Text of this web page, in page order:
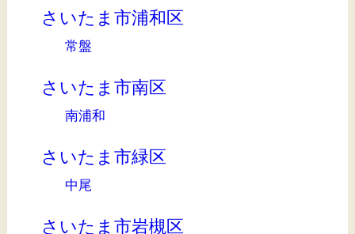
さいたま市浦和区
常盤
さいたま市南区
南浦和
さいたま市緑区
中尾
さいたま市岩槻区